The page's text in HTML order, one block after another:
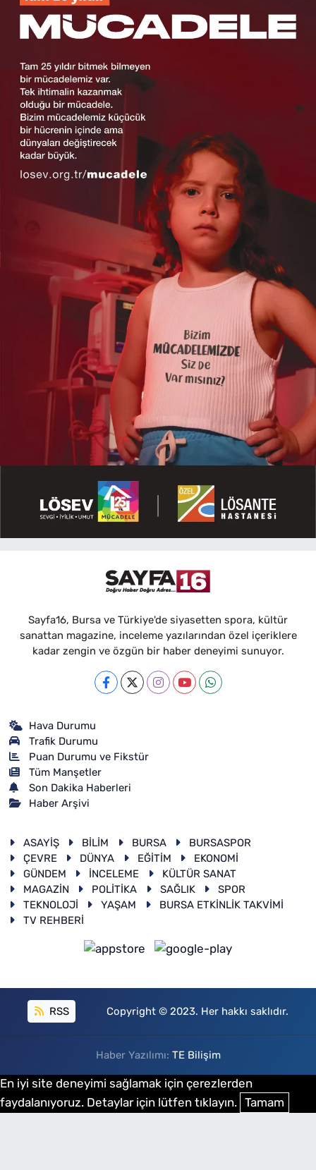
Sayfa16, Bursa ve Türkiye'de siyasetten spora, kültür
sanattan magazine, inceleme yazılarından özel içeriklere
kadar zengin ve özgün bir haber deneyimi sunuyor.
Hava Durumu
Trafik Durumu
Puan Durumu ve Fikstür
Tüm Manşetler
Son Dakika Haberleri
Haber Arşivi
ASAYİŞ BİLİM BURSA
BURSASPOR
ÇEVRE
DÜNYA EĞİTİM
EKONOMİ
GÜNDEM
İNCELEME
KÜLTÜR SANAT
MAGAZİN
POLİTİKA SAĞLIK
SPOR
TEKNOLOJİ
YAŞAM
BURSA ETKİNLİK TAKVİMİ
TV REHBERİ
RSS Copyright © 2023. Her hakkı saklıdır.
Haber Yazılımı: TE Bilişim
En iyi site deneyimi sağlamak için çerezlerden
faydalanıyoruz. Detaylar için lütfen tıklayın. Tamam